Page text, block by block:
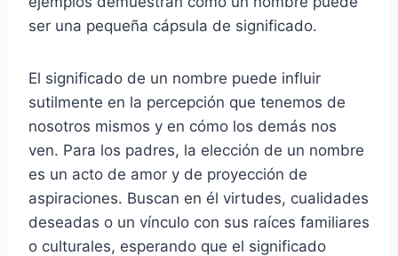
ser una pequeña cápsula de significado.
El significado de un nombre puede influir
sutilmente en la percepción que tenemos de
nosotros mismos y en cómo los demás nos
ven. Para los padres, la elección de un nombre
es un acto de amor y de proyección de
aspiraciones. Buscan en él virtudes, cualidades
deseadas o un vínculo con sus raíces familiares
o culturales, esperando que el significado